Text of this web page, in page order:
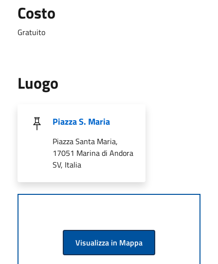
Costo
Gratuito
Luogo
Piazza S. Maria
Piazza Santa Maria,
17051 Marina di Andora
SV, Italia
Visualizza in Mappa